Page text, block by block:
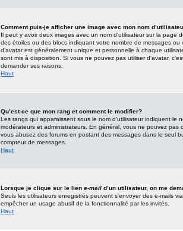
Comment puis-je afficher une image avec mon nom
Il peut y avoir deux images avec un nom d’utilisateur sur la
des étoiles ou des blocs indiquant votre nombre de messages
d’avatar est généralement unique et personnelle à chaque
sont mis à disposition. Si vous ne pouvez pas utiliser d’avatar,
demander ses raisons.
Haut
Qu’est-ce que mon rang et comment le modifier?
Les rangs qui apparaissent sous le nom d’utilisateur indiquent
modérateurs et administrateurs. En général, vous ne pouvez pas
vous abusez des forums en postant des messages dans le seul
compteur de messages.
Haut
Lorsque je clique sur le lien e-mail d’un utilisateur, on me
Seuls les utilisateurs enregistrés peuvent s’envoyer des e-mails
empêcher un usage abusif de la fonctionnalité par les invités.
Haut